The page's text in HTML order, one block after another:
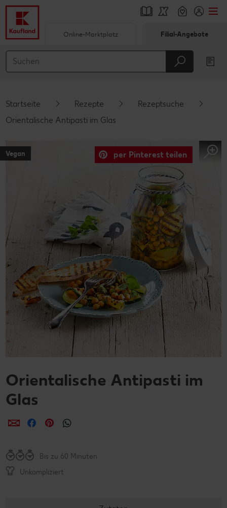
Hauptinhalt
Schwebender Seitenbereich
Online-Marktplatz Filial-Angebote
Startseite Rezepte
Rezeptsuche
Orientalische Antipasti im Glas
Vegan per Pinterest teilen
Orientalische Antipasti im
Glas
per E-Mail teilen
per Facebook teilen
per Pinterest teilen
Bis zu 60 Minuten
Unkompliziert